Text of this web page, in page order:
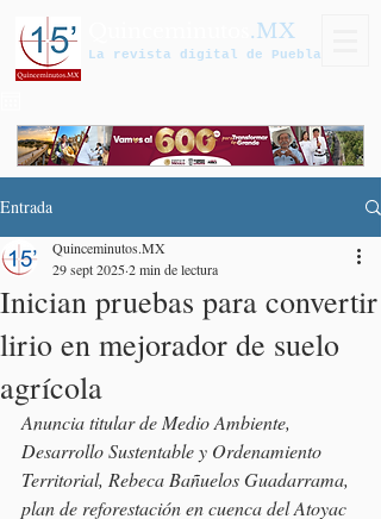
.MX
La revista digital de Puebla
Entrada
Inician pruebas para convertir
lirio en mejorador de suelo
agrícola
Quinceminutos.MX
29 sept 20252 min de lectura
Anuncia titular de Medio Ambiente,
Desarrollo Sustentable y Ordenamiento
Territorial, Rebeca Bañuelos Guadarrama,
plan de reforestación en cuenca del Atoyac